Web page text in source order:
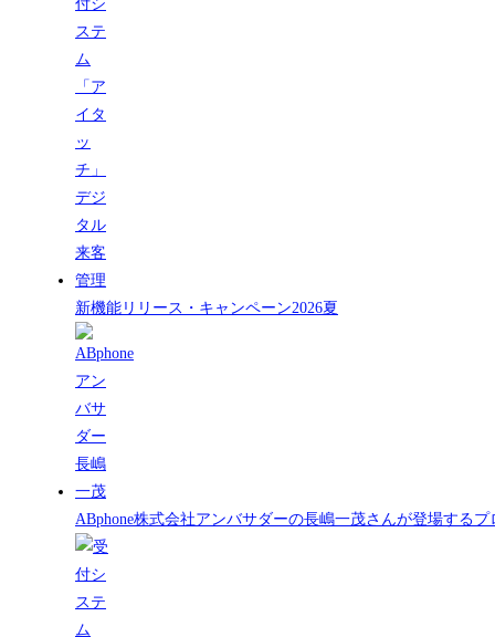
新機能リリース・キャンペーン2026夏
ABphone株式会社アンバサダーの長嶋一茂さんが登場する